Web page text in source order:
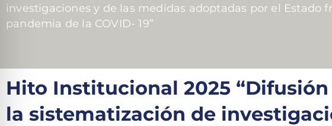
investigaciones y de las medidas adoptadas por el Estado
pandemia de la COVID- 19”
Hito Institucional 2025
la sistematización de